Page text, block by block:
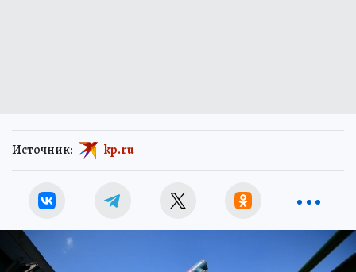
Источник: kp.ru